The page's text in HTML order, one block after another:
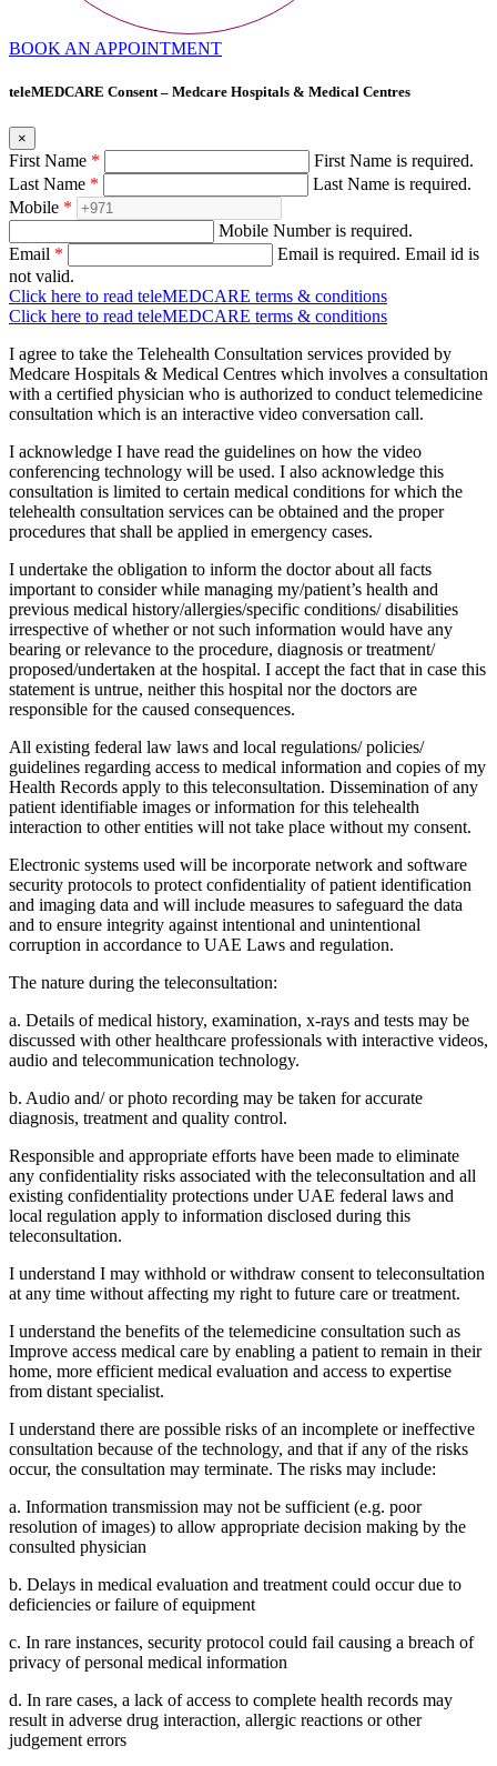
BOOK AN APPOINTMENT
teleMEDCARE Consent – Medcare Hospitals & Medical Centres
×
First Name *
First Name is required.
Last Name *
Last Name is required.
Mobile *
Mobile Number is required.
Email * Email is required. Email id is
not valid.
Click here to read teleMEDCARE terms & conditions
Click here to read teleMEDCARE terms & conditions
I agree to take the Telehealth Consultation services provided by
Medcare Hospitals & Medical Centres which involves a consultation
with a certified physician who is authorized to conduct telemedicine
consultation which is an interactive video conversation call.
I acknowledge I have read the guidelines on how the video
conferencing technology will be used. I also acknowledge this
consultation is limited to certain medical conditions for which the
telehealth consultation services can be obtained and the proper
procedures that shall be applied in emergency cases.
I undertake the obligation to inform the doctor about all facts
important to consider while managing my/patient’s health and
previous medical history/allergies/specific conditions/ disabilities
irrespective of whether or not such information would have any
bearing or relevance to the procedure, diagnosis or treatment/
proposed/undertaken at the hospital. I accept the fact that in case this
statement is untrue, neither this hospital nor the doctors are
responsible for the caused consequences.
All existing federal law laws and local regulations/ policies/
guidelines regarding access to medical information and copies of my
Health Records apply to this teleconsultation. Dissemination of any
patient identifiable images or information for this telehealth
interaction to other entities will not take place without my consent.
Electronic systems used will be incorporate network and software
security protocols to protect confidentiality of patient identification
and imaging data and will include measures to safeguard the data
and to ensure integrity against intentional and unintentional
corruption in accordance to UAE Laws and regulation.
The nature during the teleconsultation:
a. Details of medical history, examination, x-rays and tests may be
discussed with other healthcare professionals with interactive videos,
audio and telecommunication technology.
b. Audio and/ or photo recording may be taken for accurate
diagnosis, treatment and quality control.
Responsible and appropriate efforts have been made to eliminate
any confidentiality risks associated with the teleconsultation and all
existing confidentiality protections under UAE federal laws and
local regulation apply to information disclosed during this
teleconsultation.
I understand I may withhold or withdraw consent to teleconsultation
at any time without affecting my right to future care or treatment.
I understand the benefits of the telemedicine consultation such as
Improve access medical care by enabling a patient to remain in their
home, more efficient medical evaluation and access to expertise
from distant specialist.
I understand there are possible risks of an incomplete or ineffective
consultation because of the technology, and that if any of the risks
occur, the consultation may terminate. The risks may include:
a. Information transmission may not be sufficient (e.g. poor
resolution of images) to allow appropriate decision making by the
consulted physician
b. Delays in medical evaluation and treatment could occur due to
deficiencies or failure of equipment
c. In rare instances, security protocol could fail causing a breach of
privacy of personal medical information
d. In rare cases, a lack of access to complete health records may
result in adverse drug interaction, allergic reactions or other
judgement errors